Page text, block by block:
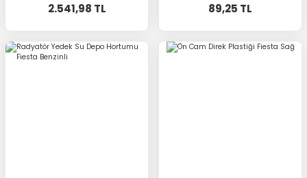
2.541,98 TL 89,25 TL